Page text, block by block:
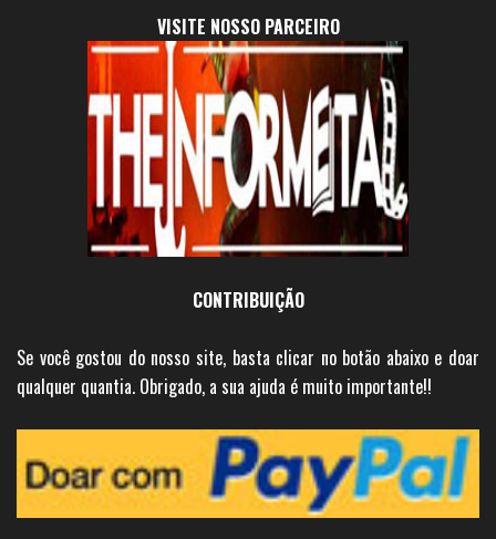
VISITE NOSSO PARCEIRO
CONTRIBUIÇÃO
Se você gostou do nosso site, basta clicar no botão abaixo e doar
qualquer quantia. Obrigado, a sua ajuda é muito importante!!